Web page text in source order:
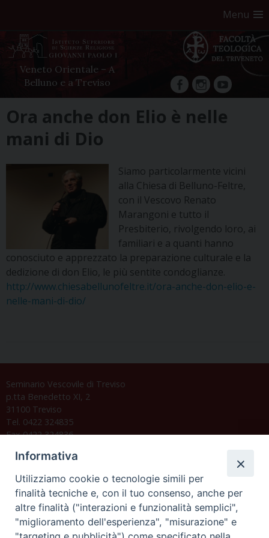
Menu
Veneto Orientale – A
Belluno e a Treviso
facebookInstagram
YouTube
to
content
Ora anche don Elio è nelle
mani di Dio
Siamo particolarmente vicini
alla Chiesa di Belluno-Feltre,
con il Vescovo Renato
Marangoni e tutto il
Presbiterio, rivolgendo loro, ai
familiari e a quanti hanno
conosciuto e apprezzato la preparazione culturale e la
dedizione di don Elio, le più sentite condoglianze.
http://www.chiesabellunofeltre.it/ora-anche-don-elio-e-
nelle-mani-di-dio/
Seminario Vescovile di Treviso
p.tta Benedetto XI, 2
31100 Treviso
Tel. 0422 324835
Fax 0422 324836
C.F. 94004060268
Orario di segreteria
Informativa
Utilizziamo cookie o tecnologie simili per
finalità tecniche e, con il tuo consenso, anche per
altre finalità ("interazioni e funzionalità semplici",
"miglioramento dell'esperienza", "misurazione" e